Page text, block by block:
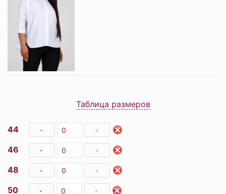
Таблица размеров
44 - +
46 - +
48 - +
50 - +